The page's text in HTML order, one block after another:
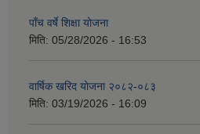
पाँच वर्षे शिक्षा योजना
मिति: 05/28/2026 - 16:53
वार्षिक खरिद योजना २०८२-०८३
मिति: 03/19/2026 - 16:09